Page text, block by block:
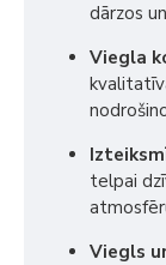
dārzos
Viegla
telpai
Viegls